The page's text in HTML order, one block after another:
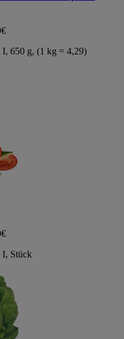
I, 650 g, (1 kg = 4,29)
I, Stück